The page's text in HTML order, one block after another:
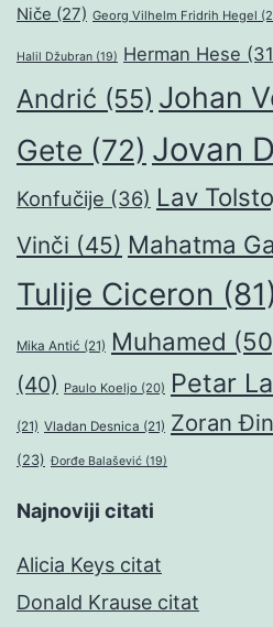
Niče (27) Georg Vilhelm Fridrih Hegel
Halil Džubran (19) Herman Hese
Andrić (55) Johan
Gete (72) Jovan
Konfučije (36) Lav
Vinči (45) Mahatma
Tulije Ciceron (81)
Mika Antić (21) Muhamed
(40) Paulo Koeljo (20) Petar
(21) Vladan Desnica (21) Zoran
(23) Đorđe Balašević (19)
Najnoviji citati
Alicia Keys citat
Donald Krause citat